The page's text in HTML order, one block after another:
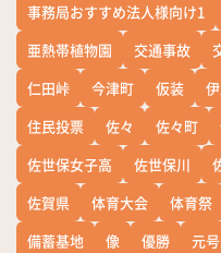
事務局おすすめ法人様向け1
亜熱帯植物園
交通事故
仁田峠
今津町 仮装
住民投票
佐々 佐々町
佐世保女子高
佐世保川
佐賀県
体育大会 体育祭
備蓄基地
像 優勝 元号